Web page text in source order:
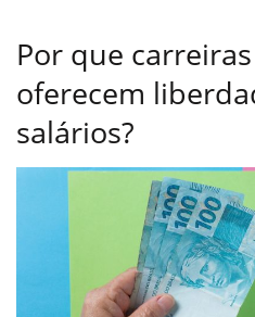
Por que
oferecem
salários?